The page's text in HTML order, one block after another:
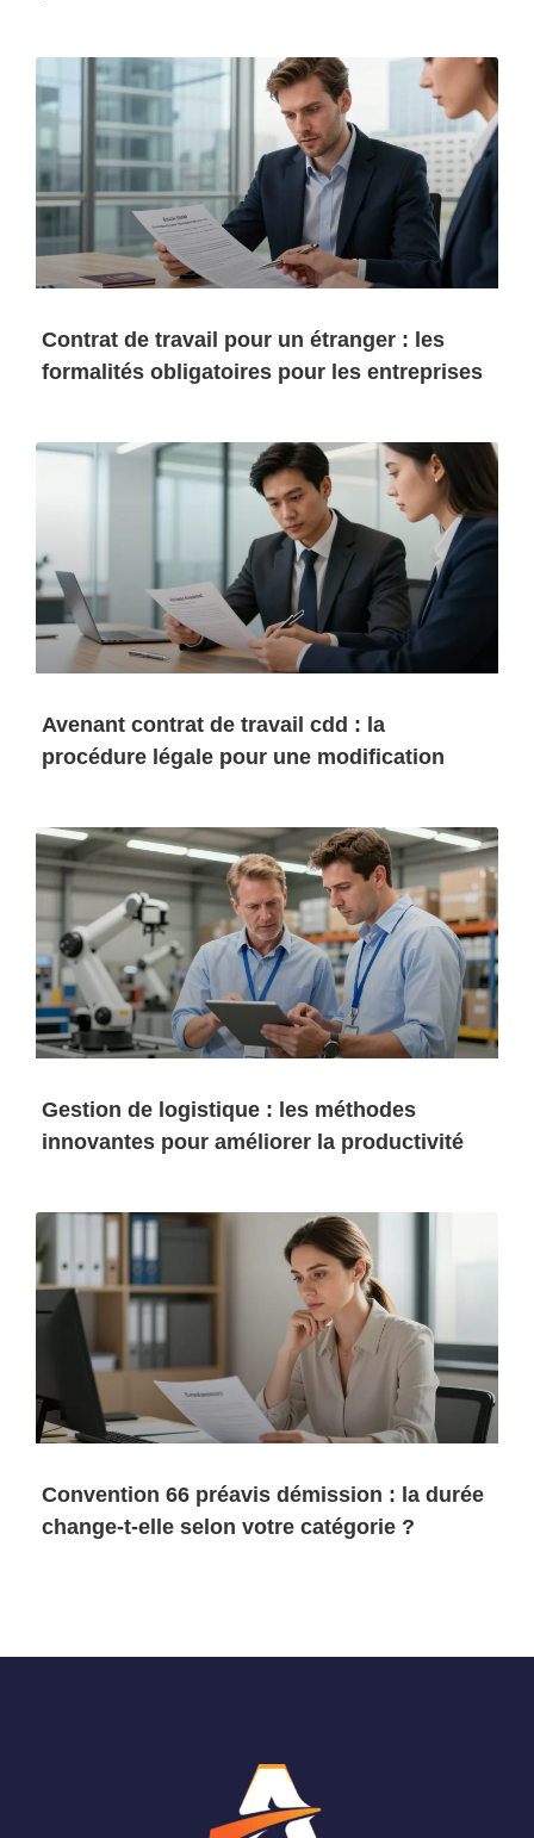
Contrat de travail pour un étranger : les
formalités obligatoires pour les entreprises
Avenant contrat de travail cdd : la
procédure légale pour une modification
Gestion de logistique : les méthodes
innovantes pour améliorer la productivité
Convention 66 préavis démission : la durée
change-t-elle selon votre catégorie ?